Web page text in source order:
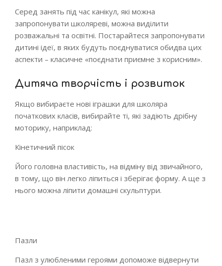
Серед занять під час канікул, які можна
запропонувати школяреві, можна виділити
розважальні та освітні. Постарайтеся запропонувати
дитині ідеї, в яких будуть поєднуватися обидва цих
аспекти – класичне «поєднати приємне з корисним».
Дитяча творчість і розвиток
Якщо вибираєте нові іграшки для школяра
початкових класів, вибирайте ті, які задіють дрібну
моторику, наприклад:
Кінетичний пісок
Його головна властивість, на відміну від звичайного,
в тому, що він легко ліпиться і зберігає форму. А ще з
нього можна ліпити домашні скульптури.
Пазли
Пазл з улюбленими героями допоможе відвернути